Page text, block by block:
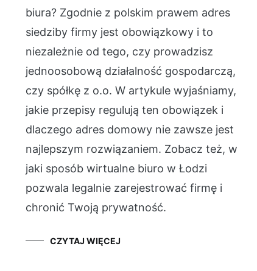
biura? Zgodnie z polskim prawem adres
siedziby firmy jest obowiązkowy i to
niezależnie od tego, czy prowadzisz
jednoosobową działalność gospodarczą,
czy spółkę z o.o. W artykule wyjaśniamy,
jakie przepisy regulują ten obowiązek i
dlaczego adres domowy nie zawsze jest
najlepszym rozwiązaniem. Zobacz też, w
jaki sposób wirtualne biuro w Łodzi
pozwala legalnie zarejestrować firmę i
chronić Twoją prywatność.
CZYTAJ WIĘCEJ